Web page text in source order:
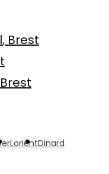
, Brest
Brest
LorientDinard